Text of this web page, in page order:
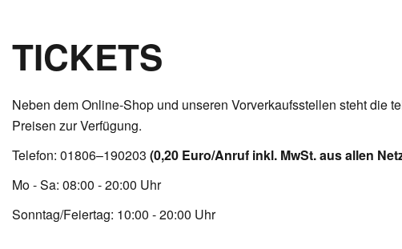
TICKETS
Neben dem Online-Shop und unseren Vorverkaufsstellen steht die
Preisen zur Verfügung.
Telefon: 01806–190203 (0,20 Euro/Anruf inkl. MwSt. aus allen
Mo - Sa: 08:00 - 20:00 Uhr
Sonntag/Feiertag: 10:00 - 20:00 Uhr